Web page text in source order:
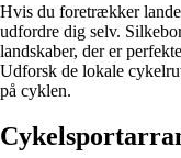
Hvis du foretrækker
udfordre dig selv.
landskaber, der er
Udforsk de lokale
på cyklen.